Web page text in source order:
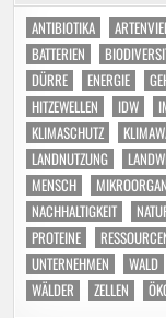
ANTIBIOTIKA
BATTERIEN
DÜRRE
ENERGIE
HITZEWELLEN
IDW
KLIMASCHUTZ
LANDNUTZUNG
MENSCH
NACHHALTIGKEIT
PROTEINE
UNTERNEHMEN
WALD
WÄLDER
ZELLEN